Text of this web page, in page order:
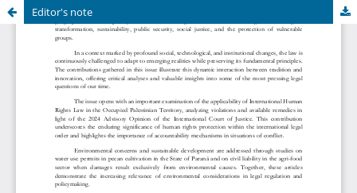
Editor's note